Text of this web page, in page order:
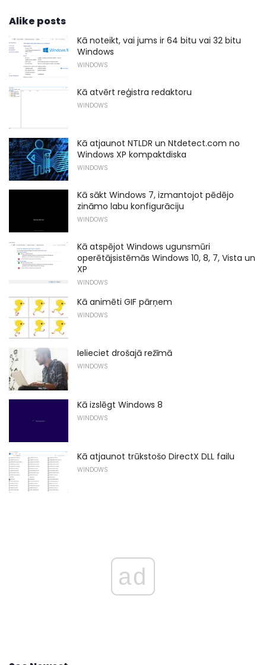
Alike posts
Kā noteikt, vai jums ir 64 bitu vai 32 bitu
Windows
WINDOWS
Kā atvērt reģistra redaktoru
WINDOWS
Kā atjaunot NTLDR un Ntdetect.com no
Windows XP kompaktdiska
WINDOWS
Kā sākt Windows 7, izmantojot pēdējo
zināmo labu konfigurāciju
WINDOWS
Kā atspējot Windows ugunsmūri
operētājsistēmās Windows 10, 8, 7, Vista un
XP
WINDOWS
Kā animēti GIF pārņem
WINDOWS
Ielieciet drošajā režīmā
WINDOWS
Kā izslēgt Windows 8
WINDOWS
Kā atjaunot trūkstošo DirectX DLL failu
WINDOWS
ad